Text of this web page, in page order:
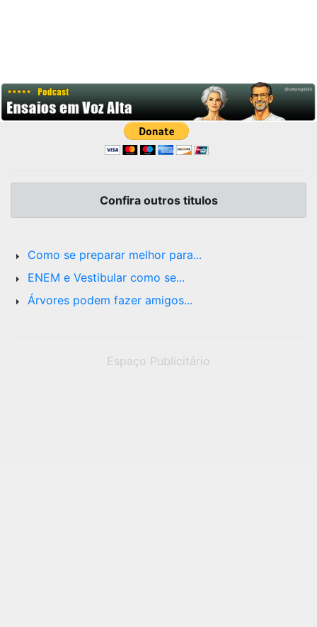
Confira outros titulos
Como se preparar melhor para...
ENEM e Vestibular como se...
Árvores podem fazer amigos...
Espaço Publicitário